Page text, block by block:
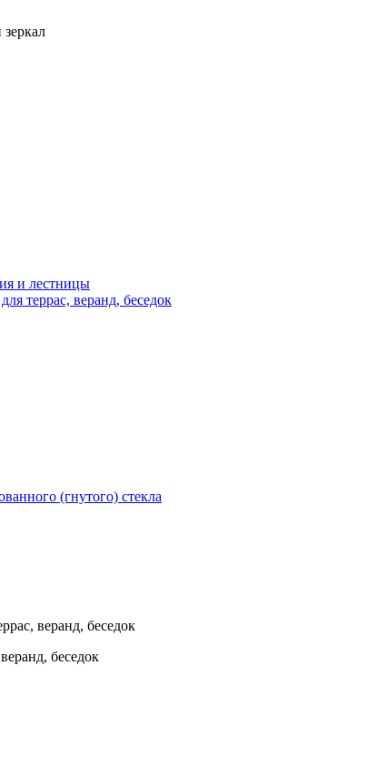
и лестницы
террас, веранд, беседок
(гнутого) стекла
веранд, беседок
беседок